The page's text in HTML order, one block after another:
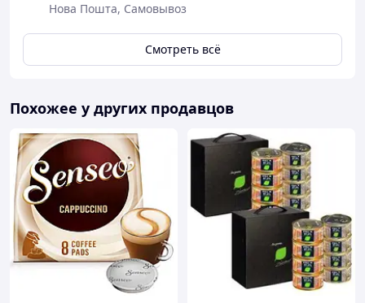
Нова Пошта, Самовывоз
Смотреть всё
Похожее у других продавцов